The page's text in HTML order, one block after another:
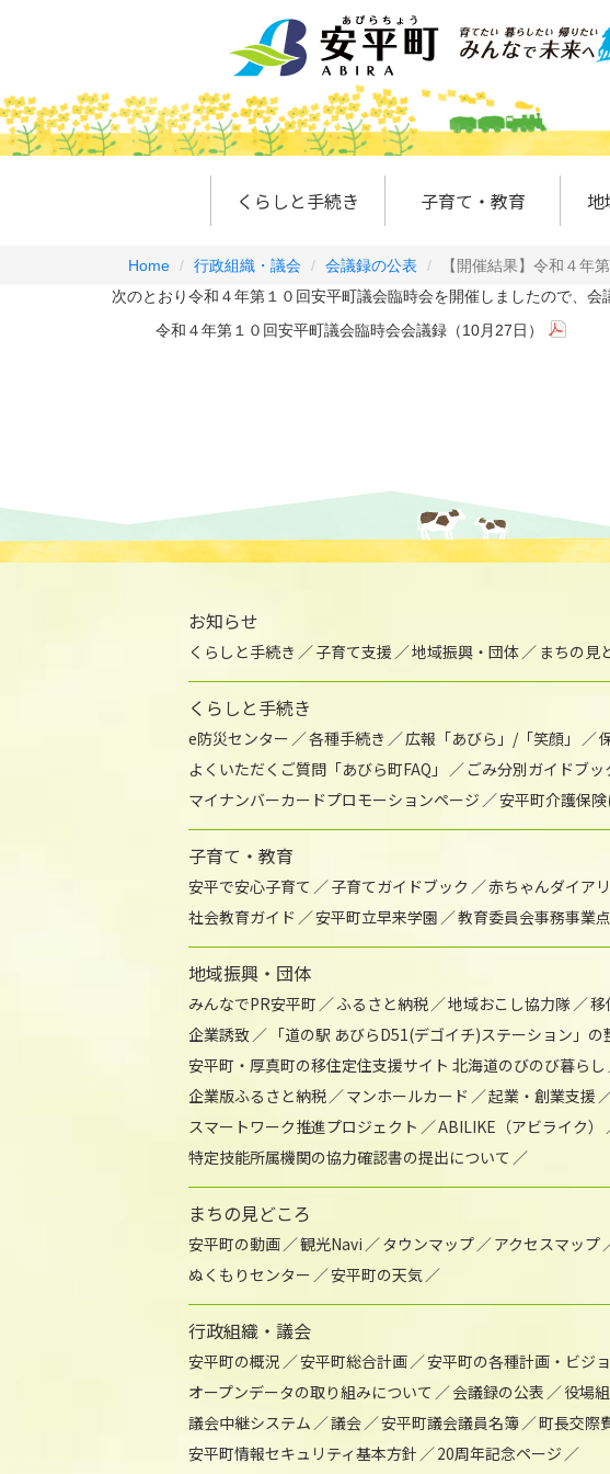
くらしと手続き 子育て・教育 地
Home 行政組織・議会 会議録の公表
【開催結果】令和４年
次のとおり令和４年第１０回安平町議会臨時会を開催しましたので、会
令和４年第１０回安平町議会臨時会会議録（10月27日）
お知らせ
くらしと手続き 子育て支援 地域振興・団体 まちの見
くらしと手続き
e防災センター 各種手続き 広報「あびら」/「笑顔」
よくいただくご質問「あびら町FAQ」
ごみ分別ガイドブッ
マイナンバーカードプロモーションページ
安平町介護保
子育て・教育
安平で安心子育て 子育てガイドブック 赤ちゃんダイア
社会教育ガイド
安平町立早来学園 教育委員会事務事業
地域振興・団体
みんなでPR安平町 ふるさと納税 地域おこし協力隊 移
企業誘致
「道の駅 あびらD51(デゴイチ)ステーション」の
安平町・厚真町の移住定住支援サイト 北海道のびのび暮らし
企業版ふるさと納税
マンホールカード 起業・創業支援
スマートワーク推進プロジェクト
ABILIKE（アビライク）
特定技能所属機関の協力確認書の提出について
まちの見どころ
安平町の動画 観光Navi タウンマップ アクセスマップ
ぬくもりセンター
安平町の天気
行政組織・議会
安平町の概況 安平町総合計画 安平町の各種計画・ビジ
オープンデータの取り組みについて
会議録の公表 役場
議会中継システム
議会 安平町議会議員名簿 町長交際
安平町情報セキュリティ基本方針
20周年記念ページ